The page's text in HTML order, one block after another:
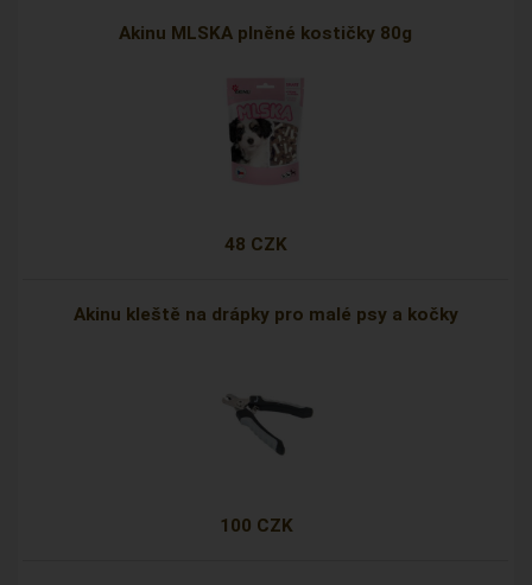
Akinu MLSKA plněné kostičky 80g
48 CZK
Akinu kleště na drápky pro malé psy a kočky
100 CZK